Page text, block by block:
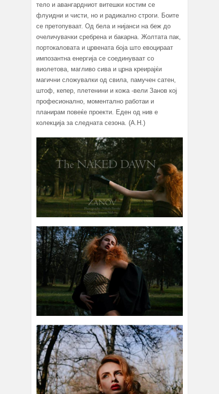
тело и авангардниот витешки костим се
флуидни и чисти, но и радикално строги. Боите
се претопуваат. Од бела и нијанси на беж до
очеличувачки сребрена и бакарна. Жолтата пак,
портокаловата и црвената боја што евоцираат
импозантна енергија се соединуваат со
виолетова, магливо сива и црна креирајќи
магични сложувалки од свила, памучен сатен,
штоф, кепер, плетенини и кожа -вели Занов кој
професионално, моментално работаи и
планирам повеќе проекти. Еден од нив е
колекција за следната сезона. (А.Н.)